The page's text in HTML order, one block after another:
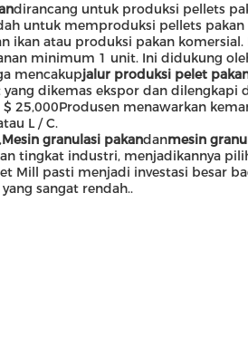
dirancang untuk produksi pellets
untuk memproduksi pellets pakan
ikan atau produksi pakan komersial.
minimum 1 unit. Ini didukung
mencakupjalur produksi pelet
dikemas ekspor dan dilengkapi
25,000Produsen menawarkan
L / C.
,Mesin granulasi pakandanmesin
tingkat industri, menjadikannya
Mill pasti menjadi investasi besar
sangat rendah..